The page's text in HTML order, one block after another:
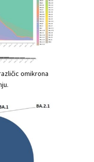
omikrona